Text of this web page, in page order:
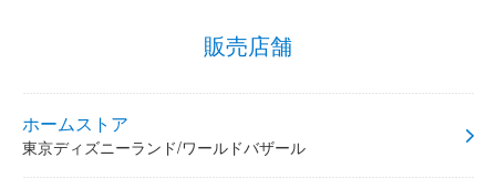
販売店舗
ホームストア
東京ディズニーランド/ワールドバザール